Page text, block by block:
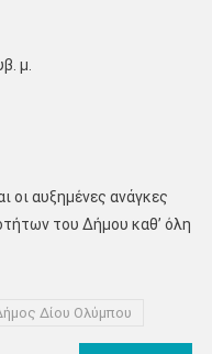
μ.
οι αυξημένες ανάγκες
του Δήμου καθ’ όλη
Δίου Ολύμπου